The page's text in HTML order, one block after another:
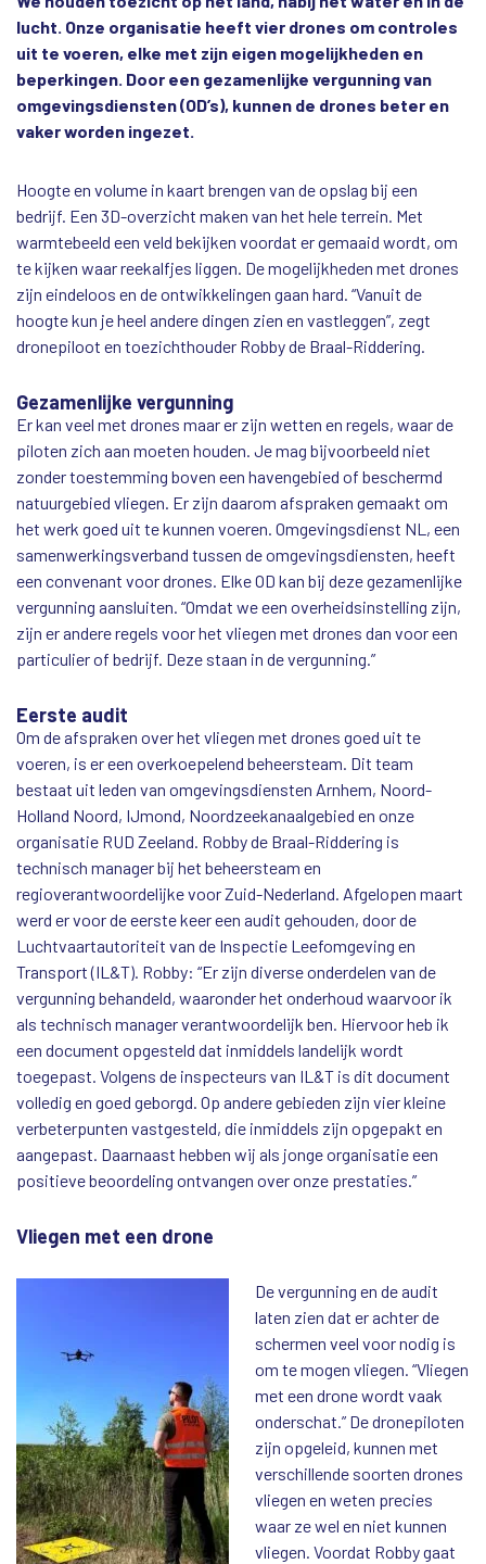
lucht. Onze organisatie heeft vier drones om controles
uit te voeren, elke met zijn eigen mogelijkheden en
beperkingen. Door een gezamenlijke vergunning van
omgevingsdiensten (OD’s), kunnen de drones beter en
vaker worden ingezet.
Hoogte en volume in kaart brengen van de opslag bij een
bedrijf. Een 3D-overzicht maken van het hele terrein. Met
warmtebeeld een veld bekijken voordat er gemaaid wordt, om
te kijken waar reekalfjes liggen. De mogelijkheden met drones
zijn eindeloos en de ontwikkelingen gaan hard. “Vanuit de
hoogte kun je heel andere dingen zien en vastleggen”, zegt
dronepiloot en toezichthouder Robby de Braal-Riddering.
Gezamenlijke vergunning
Er kan veel met drones maar er zijn wetten en regels, waar de
piloten zich aan moeten houden. Je mag bijvoorbeeld niet
zonder toestemming boven een havengebied of beschermd
natuurgebied vliegen. Er zijn daarom afspraken gemaakt om
het werk goed uit te kunnen voeren. Omgevingsdienst NL, een
samenwerkingsverband tussen de omgevingsdiensten, heeft
een convenant voor drones. Elke OD kan bij deze gezamenlijke
vergunning aansluiten. “Omdat we een overheidsinstelling zijn,
zijn er andere regels voor het vliegen met drones dan voor een
particulier of bedrijf. Deze staan in de vergunning.”
Eerste audit
Om de afspraken over het vliegen met drones goed uit te
voeren, is er een overkoepelend beheersteam. Dit team
bestaat uit leden van omgevingsdiensten Arnhem, Noord-
Holland Noord, IJmond, Noordzeekanaalgebied en onze
organisatie RUD Zeeland. Robby de Braal-Riddering is
technisch manager bij het beheersteam en
regioverantwoordelijke voor Zuid-Nederland. Afgelopen maart
werd er voor de eerste keer een audit gehouden, door de
Luchtvaartautoriteit van de Inspectie Leefomgeving en
Transport (IL&T). Robby: “Er zijn diverse onderdelen van de
vergunning behandeld, waaronder het onderhoud waarvoor ik
als technisch manager verantwoordelijk ben. Hiervoor heb ik
een document opgesteld dat inmiddels landelijk wordt
toegepast. Volgens de inspecteurs van IL&T is dit document
volledig en goed geborgd. Op andere gebieden zijn vier kleine
verbeterpunten vastgesteld, die inmiddels zijn opgepakt en
aangepast. Daarnaast hebben wij als jonge organisatie een
positieve beoordeling ontvangen over onze prestaties.”
Vliegen met een drone
De vergunning en de audit
laten zien dat er achter de
schermen veel voor nodig is
om te mogen vliegen. “Vliegen
met een drone wordt vaak
onderschat.” De dronepiloten
zijn opgeleid, kunnen met
verschillende soorten drones
vliegen en weten precies
waar ze wel en niet kunnen
vliegen. Voordat Robby gaat